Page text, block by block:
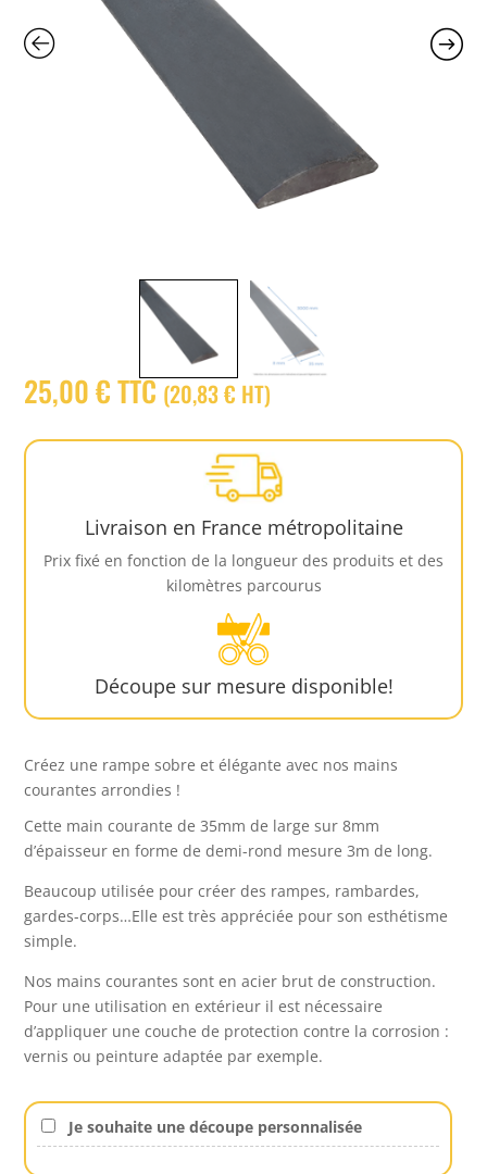
25,00 € TTC(20,83€ HT)
Livraison en France métropolitaine
Prix fixé en fonction de la longueur des produits et des
kilomètres parcourus
Découpe sur mesure disponible!
Créez une rampe sobre et élégante avec nos mains
courantes arrondies !
Cette main courante de 35mm de large sur 8mm
d’épaisseur en forme de demi-rond mesure 3m de long.
Beaucoup utilisée pour créer des rampes, rambardes,
gardes-corps…Elle est très appréciée pour son esthétisme
simple.
Nos mains courantes sont en acier brut de construction.
Pour une utilisation en extérieur il est nécessaire
d’appliquer une couche de protection contre la corrosion :
vernis ou peinture adaptée par exemple.
Je souhaite une découpe personnalisée